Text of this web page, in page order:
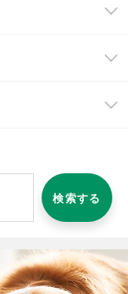
検索する